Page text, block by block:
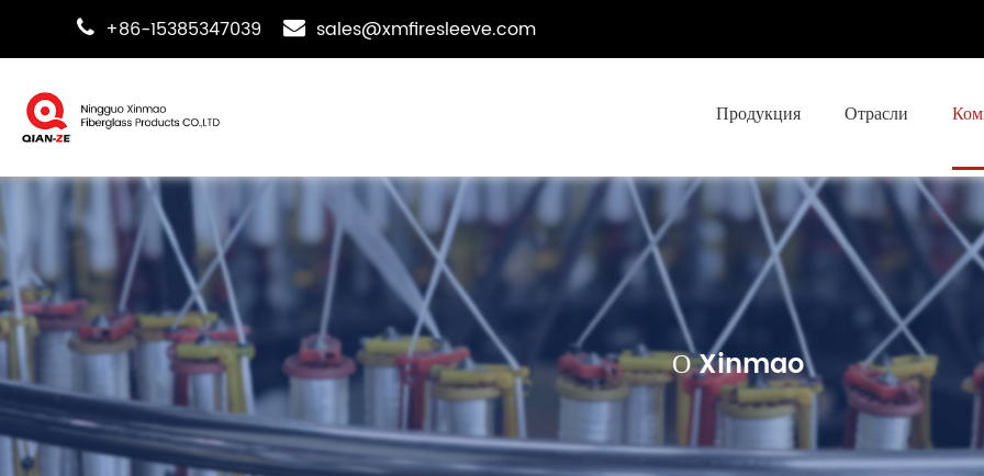
+86-15385347039 sales@xmfiresleeve.com
Продукция Отрасли
О Xinmao